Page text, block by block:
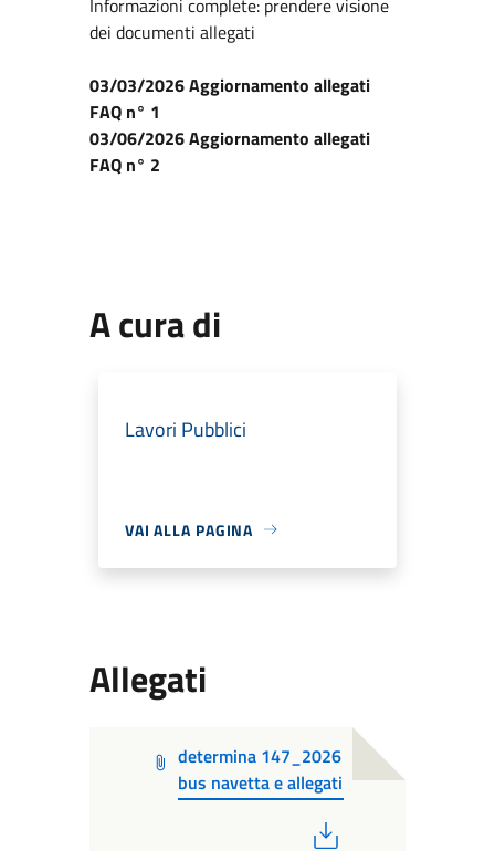
Informazioni complete: prendere visione
dei documenti allegati
03/03/2026 Aggiornamento allegati
FAQ n° 1
03/06/2026 Aggiornamento allegati
FAQ n° 2
A cura di
Lavori Pubblici
VAI ALLA PAGINA
Allegati
determina 147_2026
bus navetta e allegati